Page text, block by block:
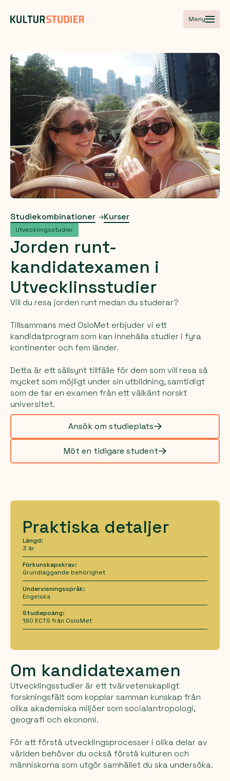
Meny
Studiekombinationer Kurser
Utvecklingsstudier
Jorden runt-
kandidatexamen i
Utvecklinsstudier
Vill du resa jorden runt medan du studerar?
Tillsammans med OsloMet erbjuder vi ett
kandidatprogram som kan innehålla studier i fyra
kontinenter och fem länder.
Detta är ett sällsynt tillfälle för dem som vill resa så
mycket som möjligt under sin utbildning, samtidigt
som de tar en examen från ett välkänt norskt
universitet.
Ansök om studieplats
Möt en tidigare student
Praktiska detaljer
Längd:
3 år
Förkunskapskrav:
Grundläggande behörighet
Undervisningsspråk:
Engelska
Studiepoäng:
180 ECTS från OsloMet
Om kandidatexamen
Utvecklingsstudier är ett tvärvetenskapligt
forskningsfält som kopplar samman kunskap från
olika akademiska miljöer som socialantropologi,
geografi och ekonomi.
För att förstå utvecklingsprocesser i olika delar av
världen behöver du också förstå kulturen och
människorna som utgör samhället du ska undersöka.